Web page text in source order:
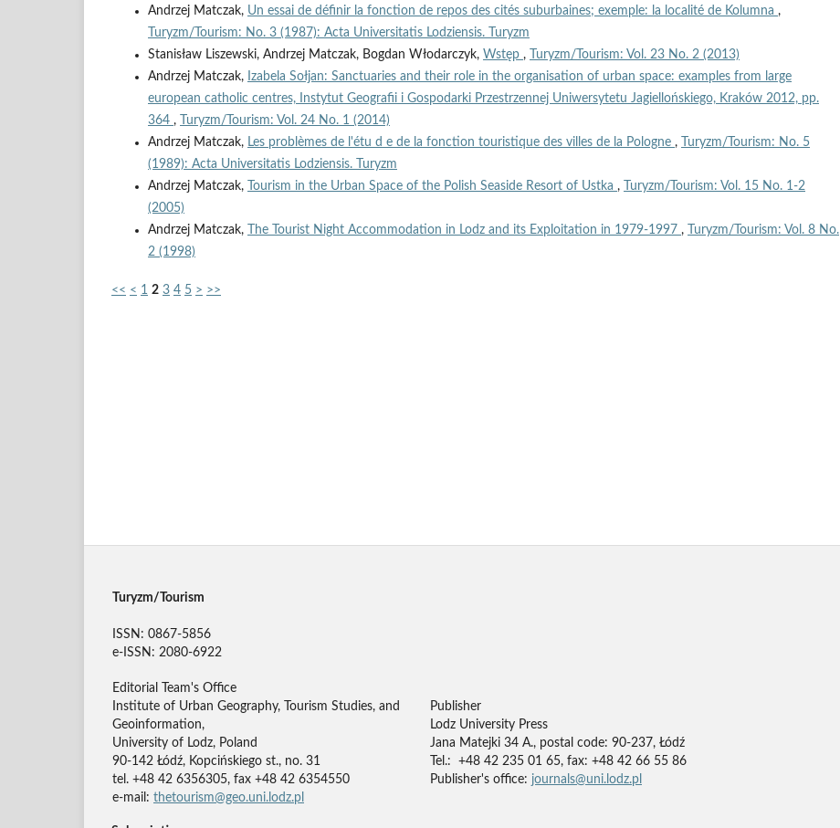
Andrzej Matczak, Un essai de définir la fonction de repos des cités suburbaines; exemple: la localité de Kolumna ,
Turyzm/Tourism: No. 3 (1987): Acta Universitatis Lodziensis. Turyzm
Stanisław Liszewski, Andrzej Matczak, Bogdan Włodarczyk, Wstęp ,
Turyzm/Tourism: Vol. 23 No. 2 (2013)
Andrzej Matczak, Izabela Sołjan: Sanctuaries and their role in the organisation of urban space: examples from large
european catholic centres, Instytut Geografii i Gospodarki Przestrzennej Uniwersytetu Jagiellońskiego, Kraków 2012, pp.
364 ,
Turyzm/Tourism: Vol. 24 No. 1 (2014)
Andrzej Matczak, Les problèmes de l'étu d e de la fonction touristique des villes de la Pologne ,
Turyzm/Tourism: No. 5
(1989): Acta Universitatis Lodziensis. Turyzm
Andrzej Matczak,
Tourism in the Urban Space of the Polish Seaside Resort of Ustka ,
Turyzm/Tourism: Vol. 15 No. 1-2
(2005)
Andrzej Matczak,
The Tourist Night Accommodation in Lodz and its Exploitation in 1979-1997 ,
Turyzm/Tourism: Vol. 8 No.
2 (1998)
<< < 1 2 3 4 5 > >>
Turyzm/Tourism
ISSN: 0867-5856
e-ISSN: 2080-6922
Editorial Team's Office
Institute of Urban Geography, Tourism Studies, and
Geoinformation,
University of Lodz, Poland
90-142 Łódź, Kopcińskiego st., no. 31
tel. +48 42 6356305, fax +48 42 6354550
e-mail: thetourism@geo.uni.lodz.pl
Publisher
Lodz University Press
Jana Matejki 34 A., postal code: 90-237, Łódź
Tel.: +48 42 235 01 65, fax: +48 42 66 55 86
Publisher's office: journals@uni.lodz.pl